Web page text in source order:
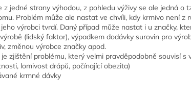
jedné strany výhodou, z pohledu výživy se ale jedná o
Problém může ale nastat ve chvíli, kdy krmivo není z
výrobci tvrdí. Daný případ může nastat i u značky,
(lidský faktor), výpadkem dodávky surovin pro
změnou výrobce značky apod.
zjištění problému, který velmi pravděpodobně souvisí s
lomivost drápů, počínající obezita)
krmné dávky